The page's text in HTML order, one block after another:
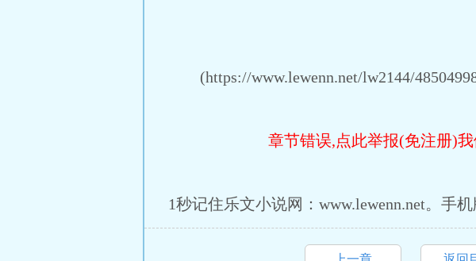
(https://www.lewenn.net/lw2144/
章节错误,点此举报(免注册)
1秒记住乐文小说网：www.lewenn.net。手